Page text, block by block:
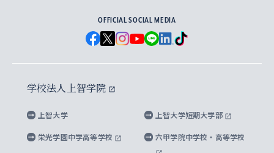
経済学研究科
グローバル・スタディーズ研究科
メディア・ジャーナリズム研究所
水稀少社会研究センター
先進機械・構造材料イノベーションセンター
国による高等教育の修学支援新制度
大学院生対象の奨学金
海外留学する際の費用と奨学金
父母・保証人とのネットワーク
学外とのネットワーク
上智大学大学案内・大学院案内
英文広報誌 SOPHIA magazine
上智大学のビジュアル・アイデンティティ
上智大学ビジュアル・アイデンティティ
上智大学校歌 ・上智大学学生歌
上智大学への取材・キャンパスでの撮影について
上智大学の公開情報
上智大学の教育研究活動等の情報公表
キャンパス案内
OFFICIAL SOCIAL MEDIA
学校法人上智学院
上智大学 上智大学短期大学部
栄光学園中学高等学校 六甲学院中学校・高等学校